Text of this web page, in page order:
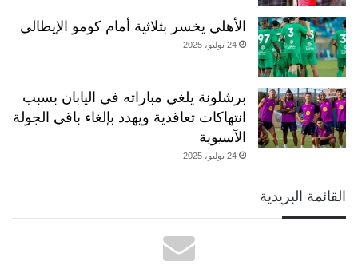
الأهلي يخسر بثلاثية أمام كومو الإيطالي
24 يوليو، 2025
برشلونة يلغي مباراته في اليابان بسبب
انتهاكات تعاقدية ويهدد بإلغاء باقي الجولة
الآسيوية
24 يوليو، 2025
القائمة البريدية